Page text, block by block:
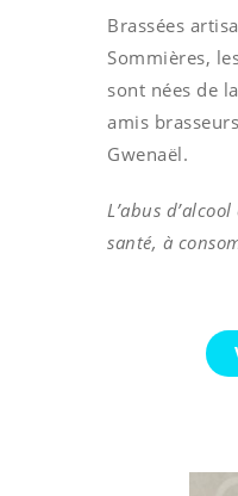
Brassées
Sommières,
sont nées de
amis
Gwenaël.
L’abus
santé, à